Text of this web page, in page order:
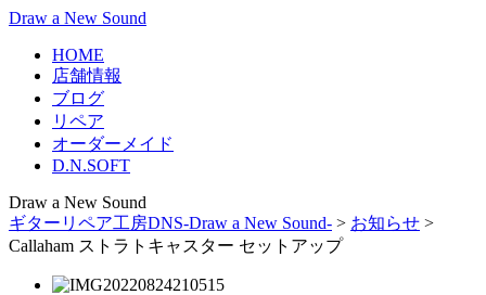
Draw a New Sound
HOME
店舗情報
ブログ
リペア
オーダーメイド
D.N.SOFT
Draw a New Sound
ギターリペア工房DNS-Draw a New Sound- > お知らせ >
Callaham ストラトキャスター セットアップ